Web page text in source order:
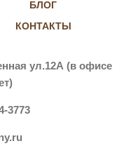
БЛОГ
КОНТАКТЫ
ул.12А (в офисе
3773